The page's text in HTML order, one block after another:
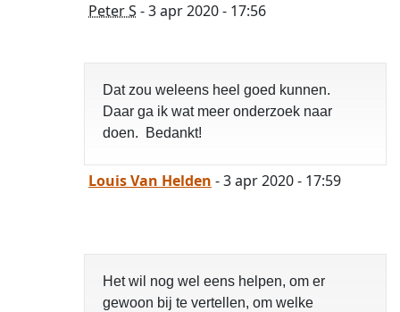
Peter S - 3 apr 2020 - 17:56
Dat zou weleens heel goed kunnen.
Daar ga ik wat meer onderzoek naar
doen. Bedankt!
Louis Van Helden - 3 apr 2020 - 17:59
Het wil nog wel eens helpen, om er
gewoon bij te vertellen, om welke